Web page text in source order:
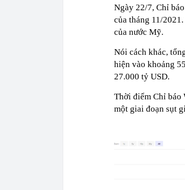
Ngày 22/7, Chỉ
của tháng 11/
của nước Mỹ.
Nói cách khác,
hiện vào khoảng
27.000 tỷ USD.
Thời điểm Chỉ báo
một giai đoạn sụt